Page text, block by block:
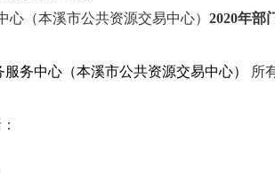
心（本溪市公共资源交易中心） 2020年部
服务中心（本溪市公共资源交易中心）
所